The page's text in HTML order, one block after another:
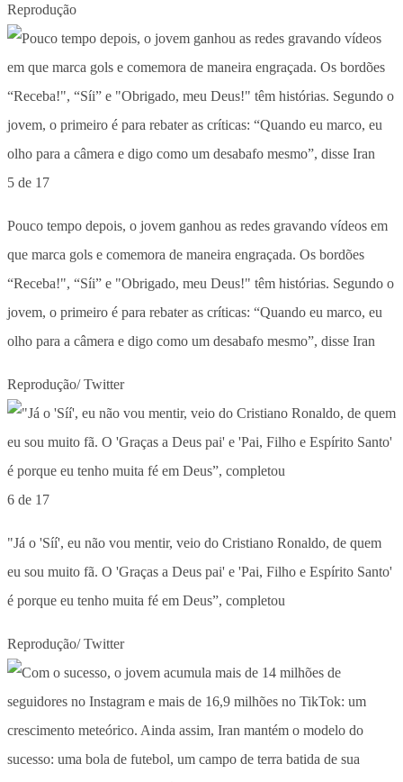
Reprodução
5 de 17
Pouco tempo depois, o jovem ganhou as redes gravando vídeos em
que marca gols e comemora de maneira engraçada. Os bordões
“Receba!", “Síi” e "Obrigado, meu Deus!" têm histórias. Segundo o
jovem, o primeiro é para rebater as críticas: “Quando eu marco, eu
olho para a câmera e digo como um desabafo mesmo”, disse Iran
Reprodução/ Twitter
6 de 17
"Já o 'Síí', eu não vou mentir, veio do Cristiano Ronaldo, de quem
eu sou muito fã. O 'Graças a Deus pai' e 'Pai, Filho e Espírito Santo'
é porque eu tenho muita fé em Deus”, completou
Reprodução/ Twitter